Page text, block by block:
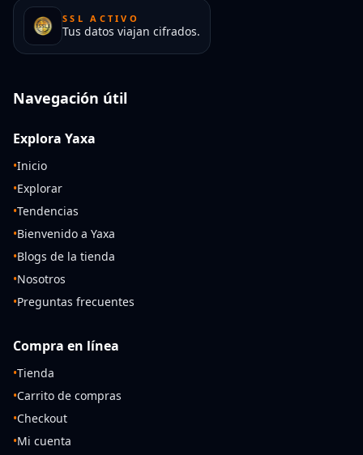
SSL ACTIVO
Tus datos viajan cifrados.
Navegación útil
Explora Yaxa
•Inicio
•Explorar
•Tendencias
•Bienvenido a Yaxa
•Blogs de la tienda
•Nosotros
•Preguntas frecuentes
Compra en línea
•Tienda
•Carrito de compras
•Checkout
•Mi cuenta